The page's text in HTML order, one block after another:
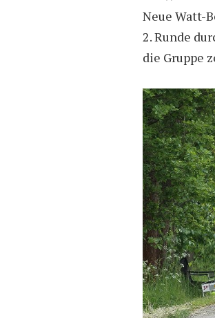
Neue Watt-
2. Runde
die Gruppe